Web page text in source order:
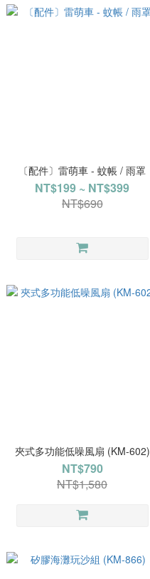
〔配件〕雷萌車 - 蚊帳 / 雨罩
NT$199 ~ NT$399
NT$690
夾式多功能低噪風扇 (KM-602)
NT$790
NT$1,580